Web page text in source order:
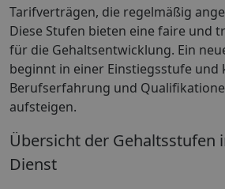
Tarifverträgen, die regelmäßig
Diese Stufen bieten eine faire und
für die Gehaltsentwicklung. Ein
beginnt in einer Einstiegsstufe und
Berufserfahrung und
aufsteigen.
Übersicht der Gehaltsstufen
Dienst